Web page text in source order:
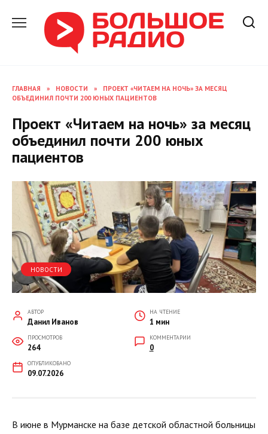
содержанию
ГЛАВНАЯ » НОВОСТИ »
ПРОЕКТ «ЧИТАЕМ НА НОЧЬ» ЗА МЕСЯЦ
ОБЪЕДИНИЛ ПОЧТИ 200 ЮНЫХ ПАЦИЕНТОВ
Проект «Читаем на ночь» за месяц
объединил почти 200 юных
пациентов
НОВОСТИ
АВТОР
Данил Иванов
НА ЧТЕНИЕ
1 мин
ПРОСМОТРОВ
264
КОММЕНТАРИИ
0
ОПУБЛИКОВАНО
09.07.2026
В июне в Мурманске на базе детской областной больницы